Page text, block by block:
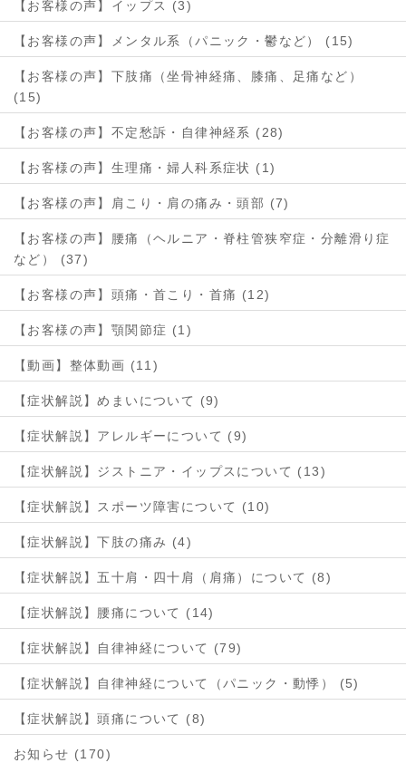
【お客様の声】イップス (3)
【お客様の声】メンタル系（パニック・鬱など） (15)
【お客様の声】下肢痛（坐骨神経痛、膝痛、足痛など）
(15)
【お客様の声】不定愁訴・自律神経系 (28)
【お客様の声】生理痛・婦人科系症状 (1)
【お客様の声】肩こり・肩の痛み・頭部 (7)
【お客様の声】腰痛（ヘルニア・脊柱管狭窄症・分離滑り症
など） (37)
【お客様の声】頭痛・首こり・首痛 (12)
【お客様の声】顎関節症 (1)
【動画】整体動画 (11)
【症状解説】めまいについて (9)
【症状解説】アレルギーについて (9)
【症状解説】ジストニア・イップスについて (13)
【症状解説】スポーツ障害について (10)
【症状解説】下肢の痛み (4)
【症状解説】五十肩・四十肩（肩痛）について (8)
【症状解説】腰痛について (14)
【症状解説】自律神経について (79)
【症状解説】自律神経について（パニック・動悸） (5)
【症状解説】頭痛について (8)
お知らせ (170)